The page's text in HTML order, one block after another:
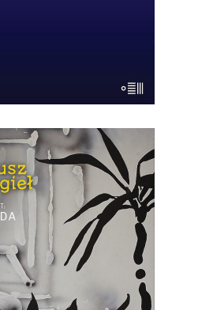
Szczygieł –
PRAWDA
to pozycja, jakiej na
wydawniczym jeszcze
ta jest kolażem, na
się miniatury Mariusza
i cudzego życia